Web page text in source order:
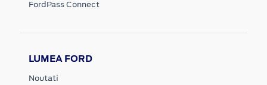
FordPass Connect
LUMEA FORD
Noutati